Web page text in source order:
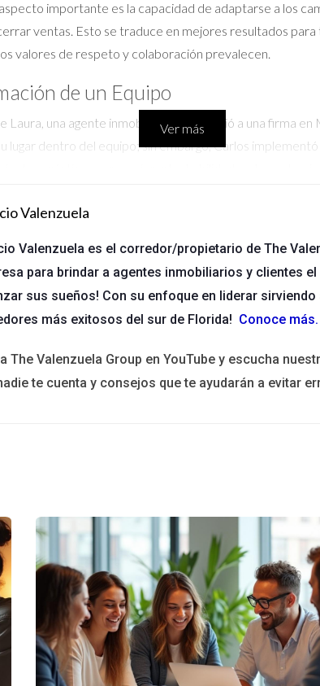
importante es la capacidad de adaptarse a los
ventas. Esto se traduce en mejores resultados
valores de respeto y colaboración prevalecen.
de un Equipo
una agente inmobiliaria que se unió a una firma
lugar dentro del equipo; sin embargo, Carlos
comprometido con el crecimiento individual y
Adaptabilidad
lidera una agencia inmobiliaria en Orlando. Cuando
para innovar. Implementó tecnología avanzada para
a su enfoque proactivo y adaptable, su equipo no solo
sobre el mercado inmobiliario desde casa. Este
sigue impulsando el crecimiento.
Este tipo de liderazgo demuestra que tener un
como para los clientes.
para alcanzar tus metas profesionales en Florida. Ya
que comparta tus valores puede ser transformador.
un compromiso genuino con su comunidad. Si estás
al líder adecuado para ti, no dudes en contactar a
Ver más
Valenzuela
Valenzuela es el corredor/propietario de The
para brindar a agentes inmobiliarios y clientes
sus sueños! Con su enfoque en liderar
más exitosos del sur de Florida! Conoce más.
The Valenzuela Group en YouTube y escucha
te cuenta y consejos que te ayudarán a evitar